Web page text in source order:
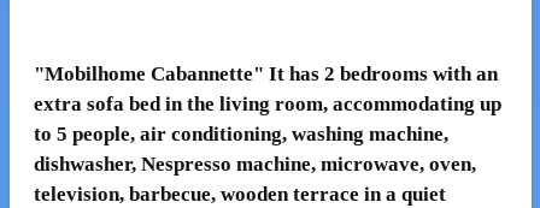
"Mobilhome Cabannette" It has 2 bedrooms with an
extra sofa bed in the living room, accommodating up
to 5 people, air conditioning, washing machine,
dishwasher, Nespresso machine, microwave, oven,
television, barbecue, wooden terrace in a quiet